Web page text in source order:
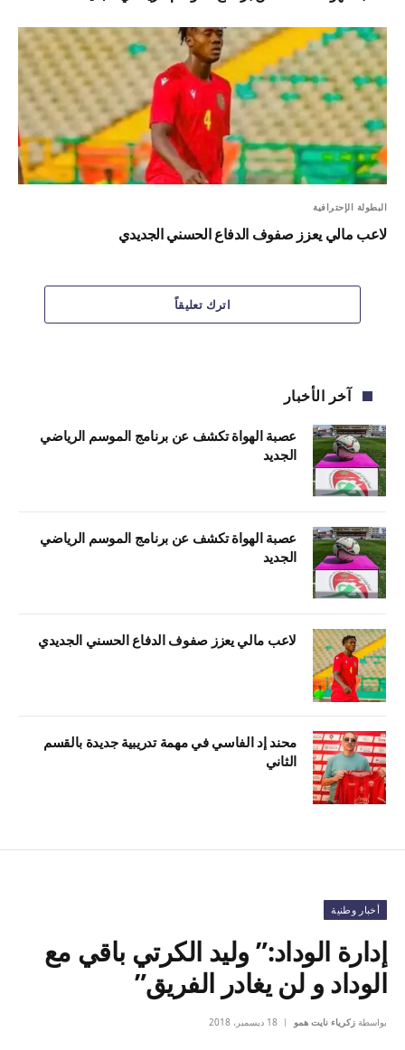
البطولة الإحترافية
لاعب مالي يعزز صفوف الدفاع الحسني الجديدي
اترك تعليقاً
آخر الأخبار
عصبة الهواة تكشف عن برنامج الموسم الرياضي
الجديد
عصبة الهواة تكشف عن برنامج الموسم الرياضي
الجديد
لاعب مالي يعزز صفوف الدفاع الحسني الجديدي
محند إد الفاسي في مهمة تدريبية جديدة بالقسم
الثاني
أخبار وطنية
إدارة الوداد:” وليد الكرتي باقي مع
الوداد و لن يغادر الفريق”
بواسطة زكرياء نايت همو 18 ديسمبر، 2018